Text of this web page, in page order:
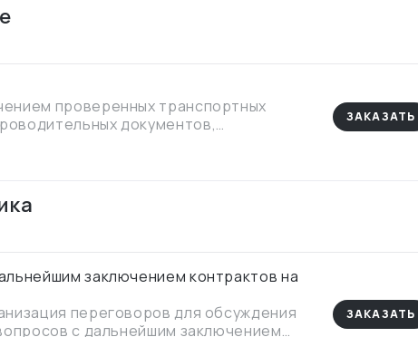
проверенных транспортных
документов,
в РФ и станах участниц ЕАЭС,
ЗАКАЗАТЬ
заключением контрактов на
переговоров для обсуждения
с дальнейшим заключением
ЗАКАЗАТЬ